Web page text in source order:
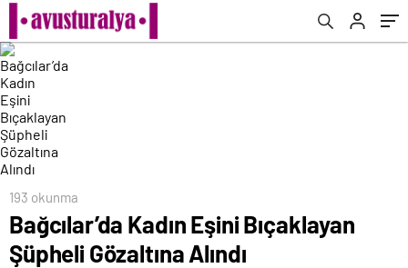
193 okunma
Bağcılar’da Kadın Eşini Bıçaklayan
Şüpheli Gözaltına Alındı